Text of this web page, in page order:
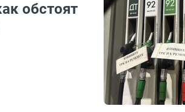
обстоят